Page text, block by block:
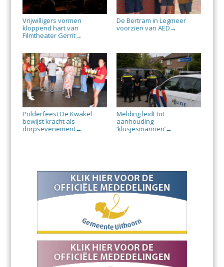
Vrijwilligers vormen
kloppend hart van
Filmtheater Gerrit→
De Bertram in Legmeer
voorzien van AED →
Polderfeest De Kwakel
bewijst kracht als
dorpsevenement→
Melding leidt tot
aanhouding
‘klusjesmannen’→